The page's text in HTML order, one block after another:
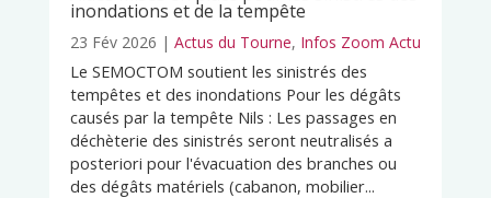
inondations et de la tempête
23 Fév 2026 | Actus du Tourne, Infos Zoom Actu
Le SEMOCTOM soutient les sinistrés des
tempêtes et des inondations Pour les dégâts
causés par la tempête Nils : Les passages en
déchèterie des sinistrés seront neutralisés a
posteriori pour l'évacuation des branches ou
des dégâts matériels (cabanon, mobilier...